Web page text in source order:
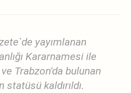
yayımlanan
Kararnamesi ile
Trabzon'da bulunan
statüsü kaldırıldı.